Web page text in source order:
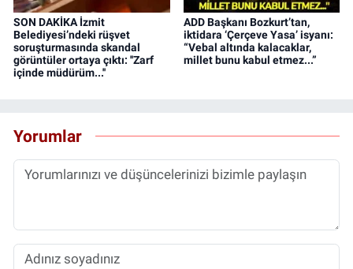
SON DAKİKA İzmit
Belediyesi’ndeki rüşvet
soruşturmasında skandal
görüntüler ortaya çıktı: ''Zarf
içinde müdürüm...''
ADD Başkanı Bozkurt’tan,
iktidara ‘Çerçeve Yasa’ isyanı:
“Vebal altında kalacaklar,
millet bunu kabul etmez...”
Yorumlar